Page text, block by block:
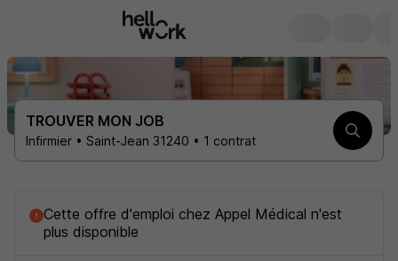
TROUVER MON JOB
Infirmier • Saint-Jean 31240 • 1 contrat
Cette offre d'emploi chez Appel Médical n'est
plus disponible